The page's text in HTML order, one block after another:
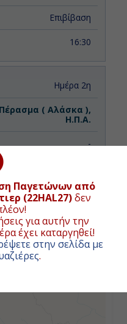
Παγετώνων από
(22HAL27)δεν
για αυτήν την
έχει καταργηθεί!
στην σελίδα με
.
Επιβίβαση
16:30
Ημέρα 2η
( Αλάσκα ),
Η.Π.Α.
-
( Αλάσκα ), Η.Π.Α.
1547